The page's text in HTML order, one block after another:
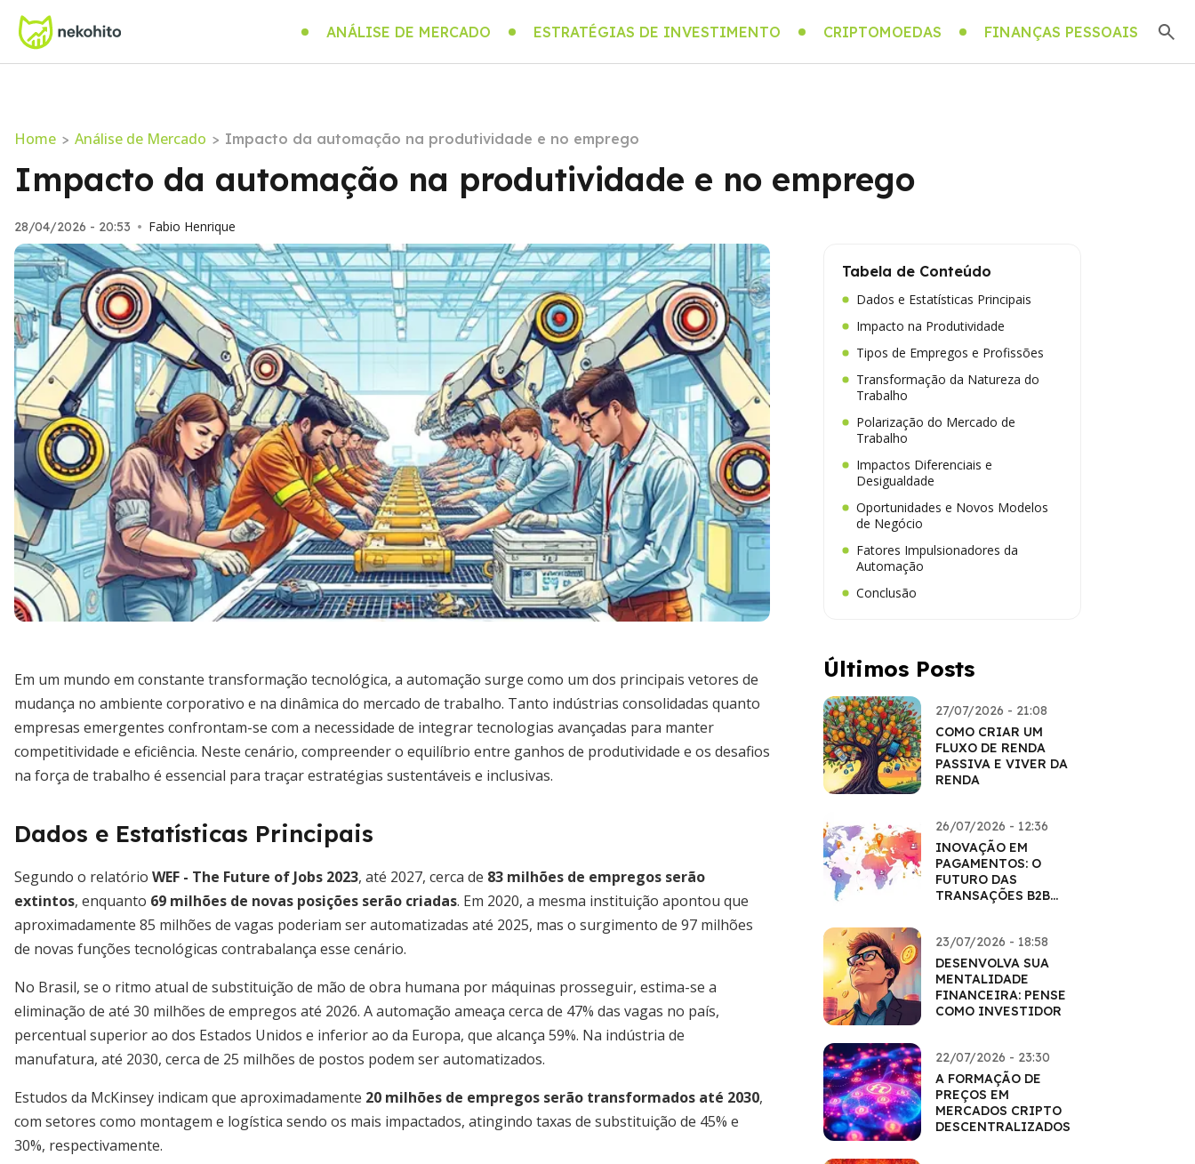
ANÁLISE DE MERCADO ESTRATÉGIAS DE INVESTIMENTO CRIPTOMOEDAS FINANÇAS PESSOAIS
Home > Análise de Mercado > Impacto da automação na produtividade e no emprego
Impacto da automação na produtividade e no emprego
28/04/2026 - 20:53 • Fabio Henrique
Em um mundo em constante transformação tecnológica, a automação surge como um dos principais vetores de
mudança no ambiente corporativo e na dinâmica do mercado de trabalho. Tanto indústrias consolidadas quanto
empresas emergentes confrontam-se com a necessidade de integrar tecnologias avançadas para manter
competitividade e eficiência. Neste cenário, compreender o equilíbrio entre ganhos de produtividade e os desafios
na força de trabalho é essencial para traçar estratégias sustentáveis e inclusivas.
Dados e Estatísticas Principais
Segundo o relatório WEF - The Future of Jobs 2023, até 2027, cerca de 83 milhões de empregos serão
extintos, enquanto 69 milhões de novas posições serão criadas. Em 2020, a mesma instituição apontou que
aproximadamente 85 milhões de vagas poderiam ser automatizadas até 2025, mas o surgimento de 97 milhões
de novas funções tecnológicas contrabalança esse cenário.
No Brasil, se o ritmo atual de substituição de mão de obra humana por máquinas prosseguir, estima-se a
eliminação de até 30 milhões de empregos até 2026. A automação ameaça cerca de 47% das vagas no país,
percentual superior ao dos Estados Unidos e inferior ao da Europa, que alcança 59%. Na indústria de
manufatura, até 2030, cerca de 25 milhões de postos podem ser automatizados.
Estudos da McKinsey indicam que aproximadamente 20 milhões de empregos serão transformados até 2030,
com setores como montagem e logística sendo os mais impactados, atingindo taxas de substituição de 45% e
30%, respectivamente.
Tabela de Conteúdo
Dados e Estatísticas Principais
Impacto na Produtividade
Tipos de Empregos e Profissões
Transformação da Natureza do
Trabalho
Polarização do Mercado de
Trabalho
Impactos Diferenciais e
Desigualdade
Oportunidades e Novos Modelos
de Negócio
Fatores Impulsionadores da
Automação
Conclusão
Últimos Posts
27/07/2026 - 21:08
COMO CRIAR UM
FLUXO DE RENDA
PASSIVA E VIVER DA
RENDA
26/07/2026 - 12:36
INOVAÇÃO EM
PAGAMENTOS: O
FUTURO DAS
TRANSAÇÕES B2B
23/07/2026 - 18:58
DESENVOLVA SUA
MENTALIDADE
FINANCEIRA: PENSE
COMO INVESTIDOR
22/07/2026 - 23:30
A FORMAÇÃO DE
PREÇOS EM
MERCADOS CRIPTO
DESCENTRALIZADOS